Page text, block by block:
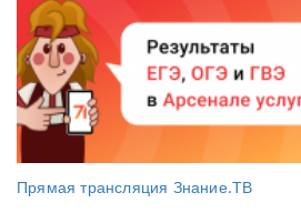
Прямая трансляция Знание.ТВ